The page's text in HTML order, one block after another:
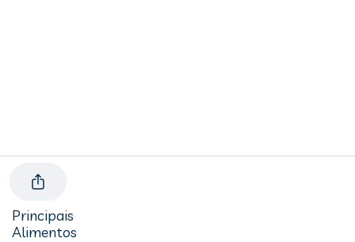
Principais
Alimentos